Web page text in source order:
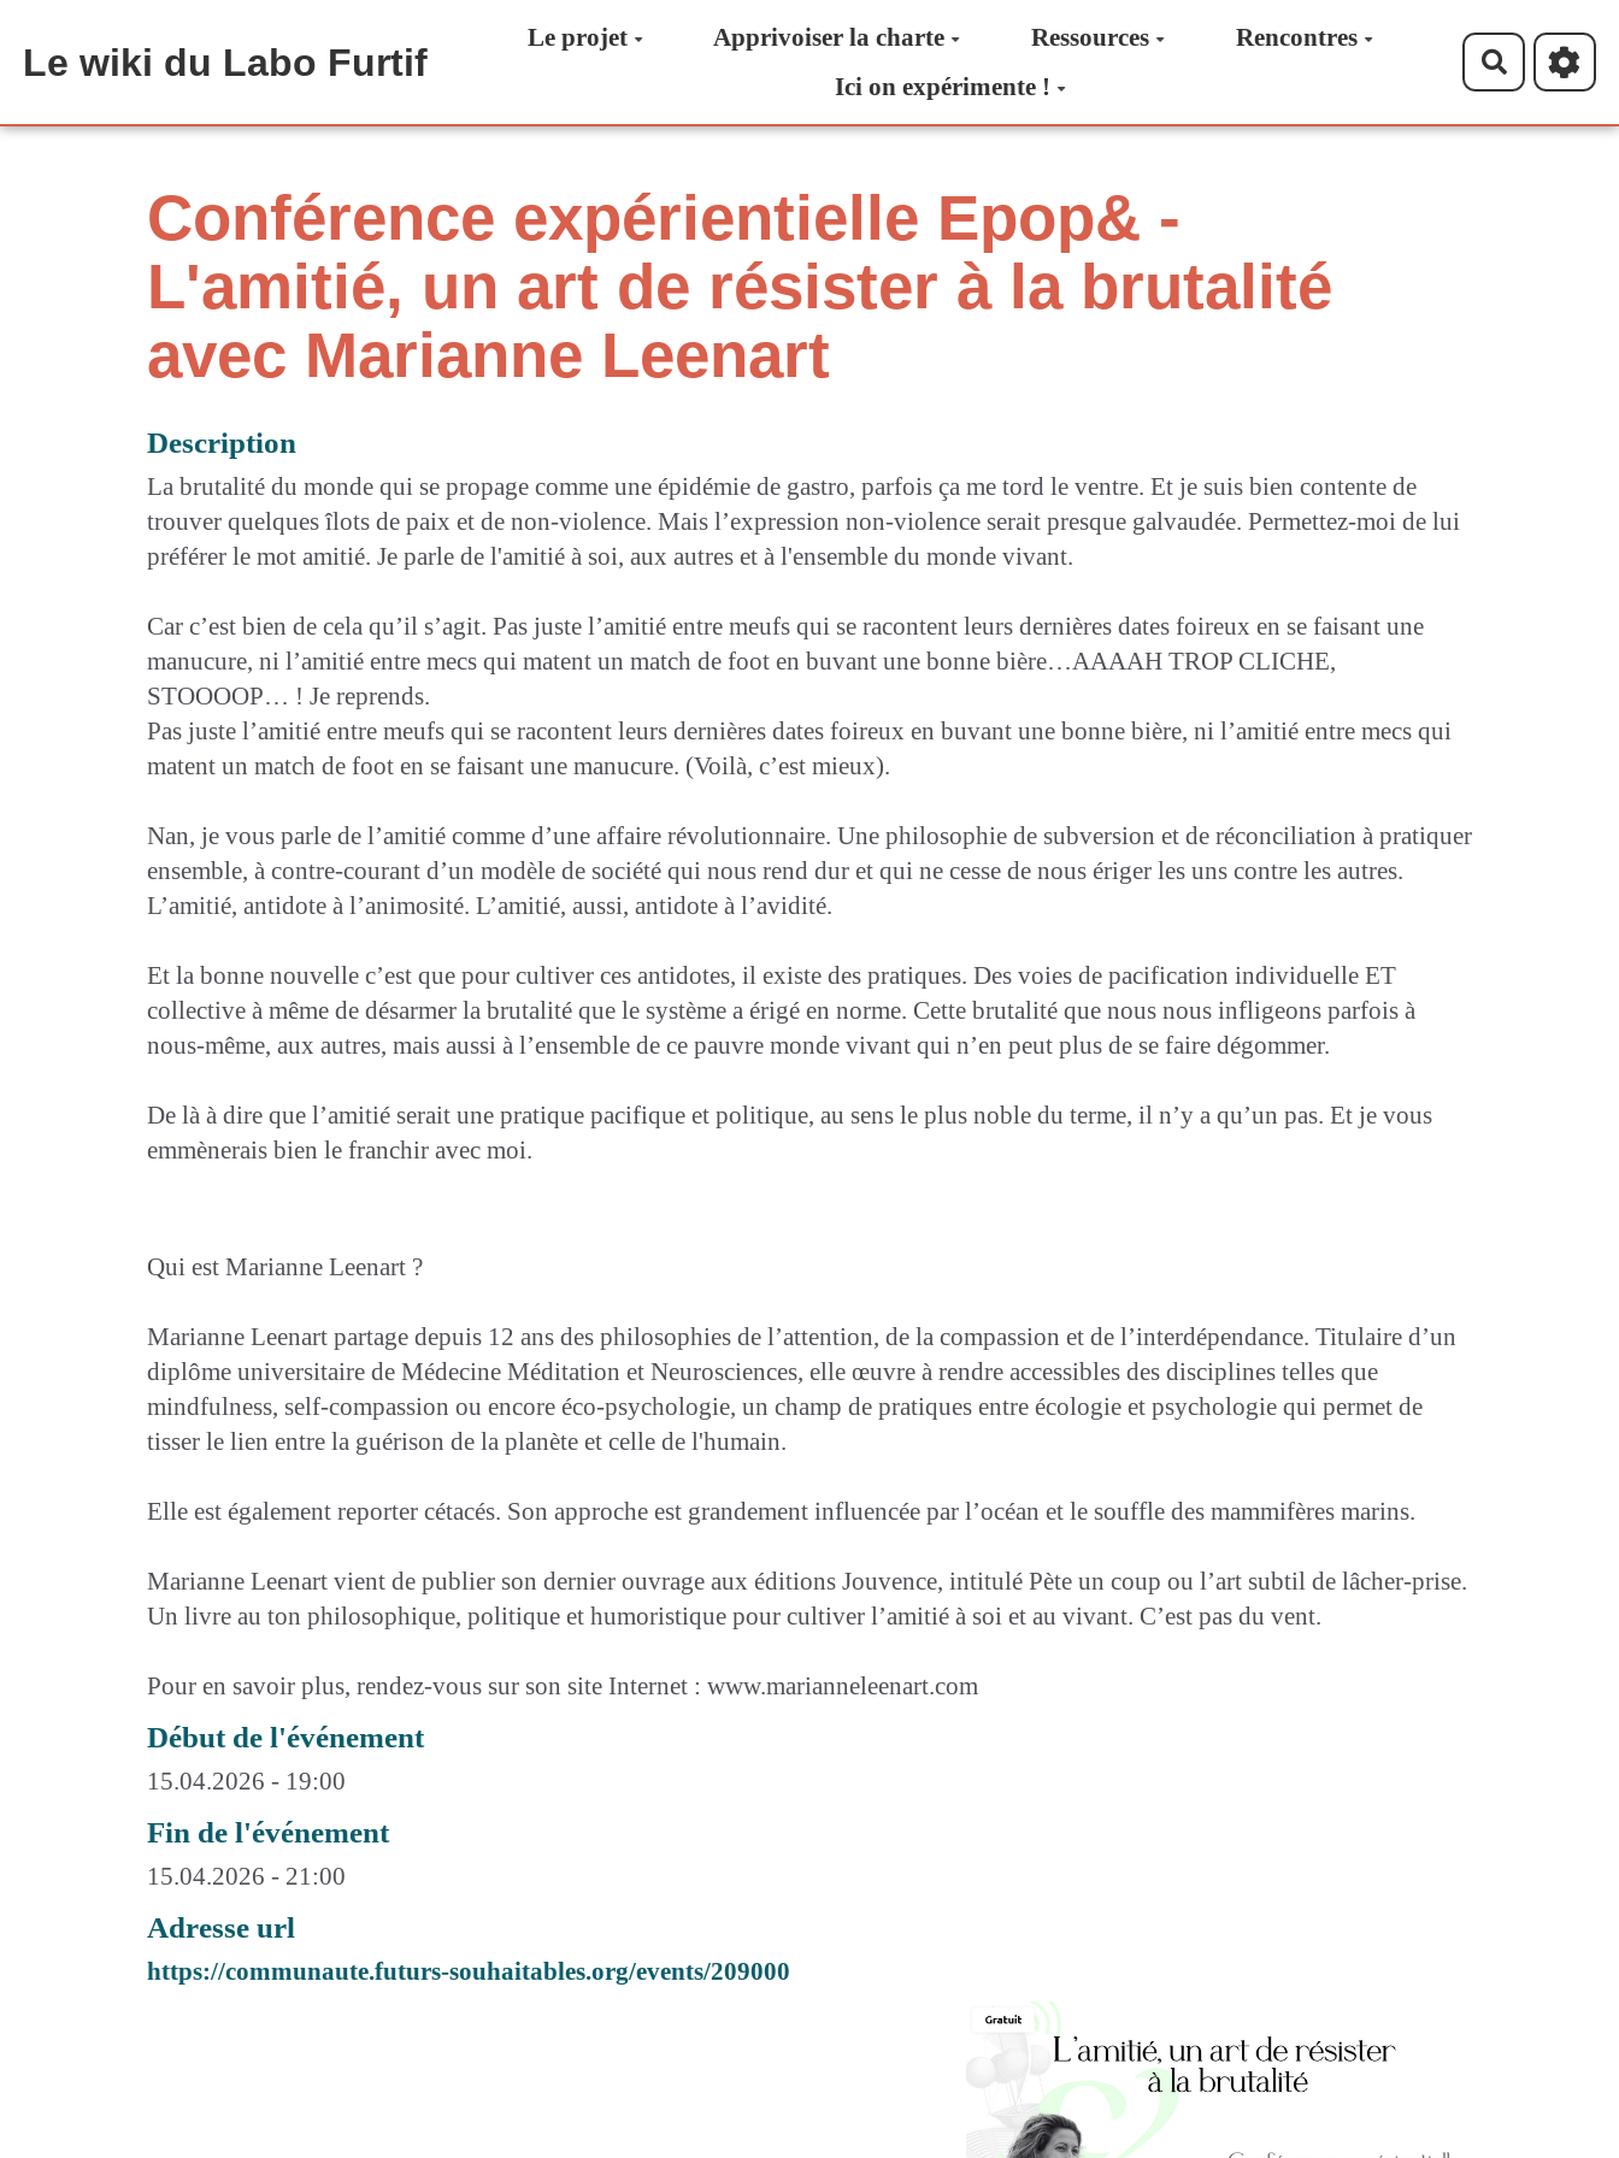
Le wiki du Labo Furtif
Le projet Apprivoiser la charte Ressources
Rencontres
Ici on expérimente !
Conférence expérientielle Epop& -
L'amitié, un art de résister à la brutalité
avec Marianne Leenart
Description
La brutalité du monde qui se propage comme une épidémie de gastro, parfois ça me tord le ventre. Et je suis bien contente de
trouver quelques îlots de paix et de non-violence. Mais l’expression non-violence serait presque galvaudée. Permettez-moi de lui
préférer le mot amitié. Je parle de l'amitié à soi, aux autres et à l'ensemble du monde vivant.
Car c’est bien de cela qu’il s’agit. Pas juste l’amitié entre meufs qui se racontent leurs dernières dates foireux en se faisant une
manucure, ni l’amitié entre mecs qui matent un match de foot en buvant une bonne bière…AAAAH TROP CLICHE,
STOOOOP… ! Je reprends.
Pas juste l’amitié entre meufs qui se racontent leurs dernières dates foireux en buvant une bonne bière, ni l’amitié entre mecs qui
matent un match de foot en se faisant une manucure. (Voilà, c’est mieux).
Nan, je vous parle de l’amitié comme d’une affaire révolutionnaire. Une philosophie de subversion et de réconciliation à pratiquer
ensemble, à contre-courant d’un modèle de société qui nous rend dur et qui ne cesse de nous ériger les uns contre les autres.
L’amitié, antidote à l’animosité. L’amitié, aussi, antidote à l’avidité.
Et la bonne nouvelle c’est que pour cultiver ces antidotes, il existe des pratiques. Des voies de pacification individuelle ET
collective à même de désarmer la brutalité que le système a érigé en norme. Cette brutalité que nous nous infligeons parfois à
nous-même, aux autres, mais aussi à l’ensemble de ce pauvre monde vivant qui n’en peut plus de se faire dégommer.
De là à dire que l’amitié serait une pratique pacifique et politique, au sens le plus noble du terme, il n’y a qu’un pas. Et je vous
emmènerais bien le franchir avec moi.
Qui est Marianne Leenart ?
Marianne Leenart partage depuis 12 ans des philosophies de l’attention, de la compassion et de l’interdépendance. Titulaire d’un
diplôme universitaire de Médecine Méditation et Neurosciences, elle œuvre à rendre accessibles des disciplines telles que
mindfulness, self-compassion ou encore éco-psychologie, un champ de pratiques entre écologie et psychologie qui permet de
tisser le lien entre la guérison de la planète et celle de l'humain.
Elle est également reporter cétacés. Son approche est grandement influencée par l’océan et le souffle des mammifères marins.
Marianne Leenart vient de publier son dernier ouvrage aux éditions Jouvence, intitulé Pète un coup ou l’art subtil de lâcher-prise.
Un livre au ton philosophique, politique et humoristique pour cultiver l’amitié à soi et au vivant. C’est pas du vent.
Pour en savoir plus, rendez-vous sur son site Internet : www.marianneleenart.com
Début de l'événement
15.04.2026 - 19:00
Fin de l'événement
15.04.2026 - 21:00
Adresse url
https://communaute.futurs-souhaitables.org/events/209000